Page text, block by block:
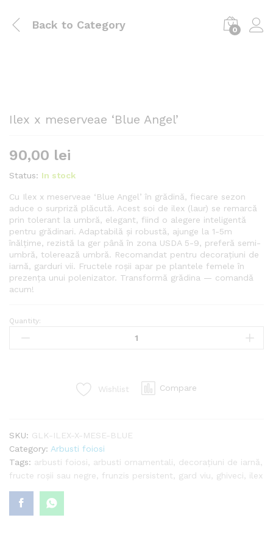
Back to Category 0
Ilex x meserveae ‘Blue Angel’
90,00 lei
Status: In stock
Cu Ilex x meserveae ‘Blue Angel’ în grădină, fiecare sezon
aduce o surpriză plăcută. Acest soi de ilex (laur) se remarcă
prin tolerant la umbră, elegant, fiind o alegere inteligentă
pentru grădinari. Adaptabilă și robustă, ajunge la 1-5m
înălțime, rezistă la ger până în zona USDA 5-9, preferă semi-
umbră, tolerează umbră. Recomandat pentru decorațiuni de
iarnă, garduri vii. Fructele roșii apar pe plantele femele în
prezența unui polenizator. Transformă grădina — comandă
acum!
Ilex
Quantity:
Wishlist Compare
SKU: GLK-ILEX-X-MESE-BLUE
Category: Arbusti foiosi
Tags: arbusti foiosi arbusti ornamentali decorațiuni de iarnă
fructe roșii sau negre
frunzis persistent gard viu ghiveci ilex